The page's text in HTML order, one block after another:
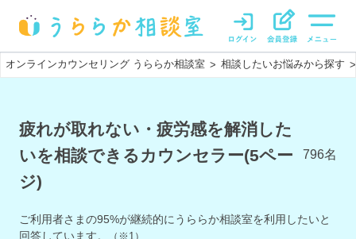
オンラインカウンセリング うららか相談室 > 相談したいお悩みから探す >
疲れが取れない・疲労感を解消した
いを相談できるカウンセラー(5ペー
ジ)
796名
ご利用者さまの95%が継続的にうららか相談室を利用したいと
回答しています。
（※1）